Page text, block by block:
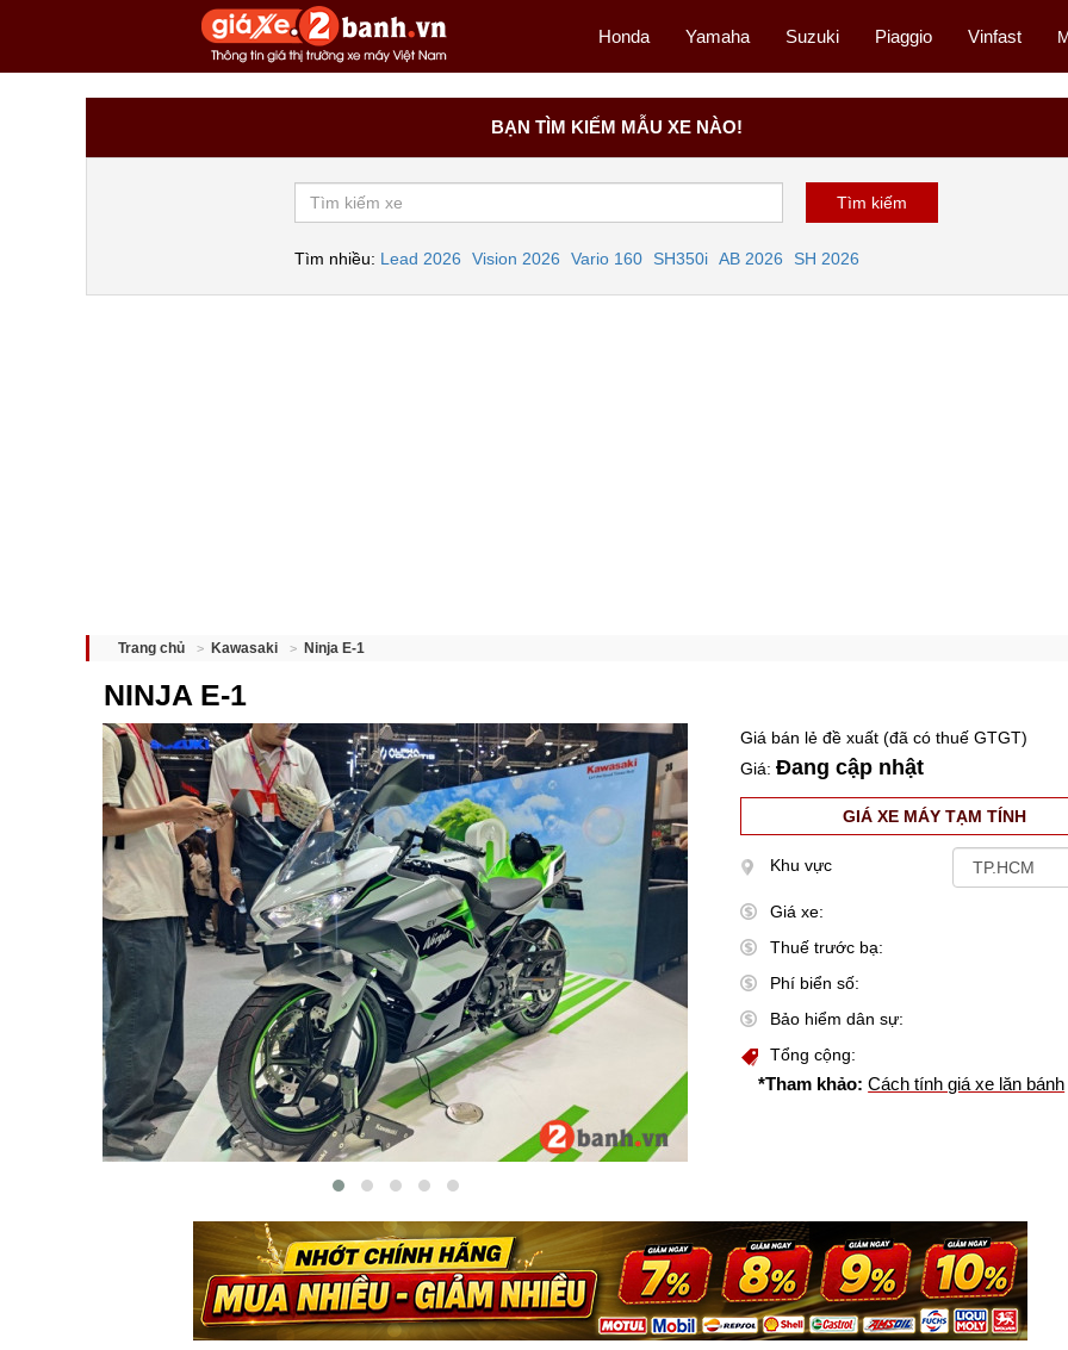
Honda Yamaha Suzuki Piaggio Vinfast
BẠN TÌM KIẾM MẪU XE NÀO!
Tìm nhiều: Lead 2026 Vision 2026 Vario 160 SH350i AB 2026 SH 2026
Trang chủ Kawasaki Ninja E-1
NINJA E-1
Giá bán lẻ đề xuất (đã có thuế GTGT)
Giá:Đang cập nhật
GIÁ XE MÁY TẠM TÍNH
Khu vực
Giá xe:
Thuế trước bạ:
Phí biển số:
Bảo hiểm dân sự:
Tổng cộng:
*Tham khảo: Cách tính giá xe lăn bánh